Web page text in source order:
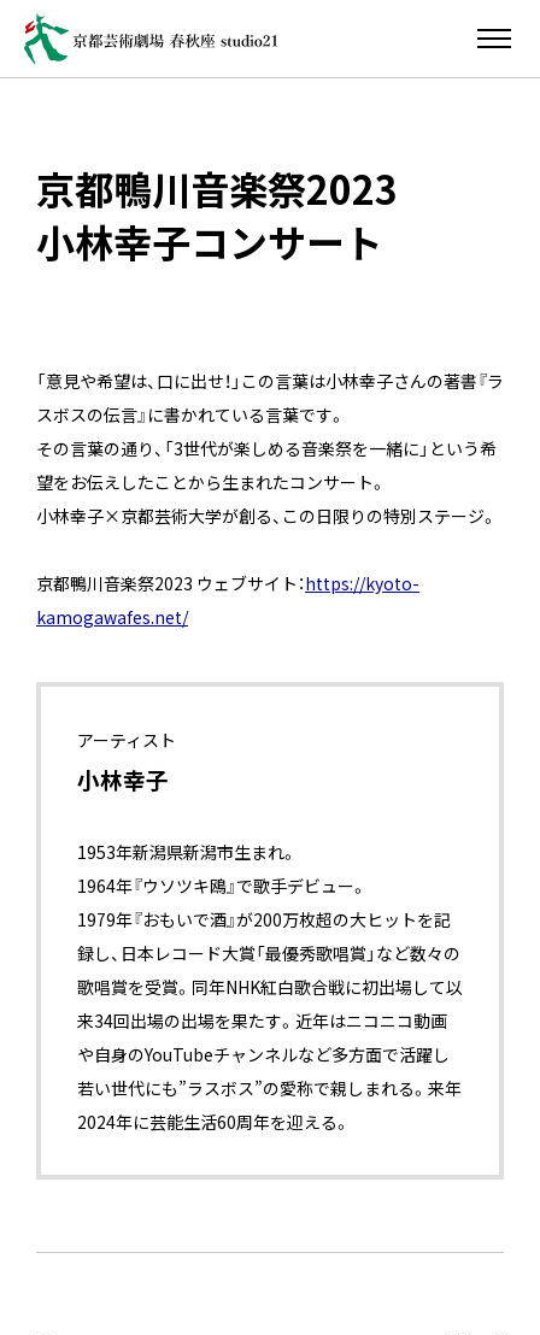
京都鴨川音楽祭2023
小林幸子コンサート
「意見や希望は、口に出せ！」この言葉は小林幸子さんの著書『ラ
スボスの伝言』に書かれている言葉です。
その言葉の通り、「3世代が楽しめる音楽祭を一緒に」という希
望をお伝えしたことから生まれたコンサート。
小林幸子×京都芸術大学が創る、この日限りの特別ステージ。
京都鴨川音楽祭2023 ウェブサイト：https://kyoto-
kamogawafes.net/
アーティスト
小林幸子
1953年新潟県新潟市生まれ。
1964年『ウソツキ鴎』で歌手デビュー。
1979年『おもいで酒』が200万枚超の大ヒットを記
録し、日本レコード大賞「最優秀歌唱賞」など数々の
歌唱賞を受賞。同年NHK紅白歌合戦に初出場して以
来34回出場の出場を果たす。近年はニコニコ動画
や自身のYouTubeチャンネルなど多方面で活躍し
若い世代にも”ラスボス”の愛称で親しまれる。来年
2024年に芸能生活60周年を迎える。